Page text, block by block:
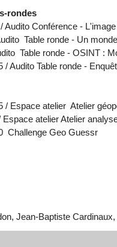
rondes
Audito Conférence -
Table ronde - Un
Table ronde - OSINT :
/ Audito Table ronde -
/ Espace atelier Atelier
atelier Atelier
Challenge Geo Guessr
Jean-Baptiste